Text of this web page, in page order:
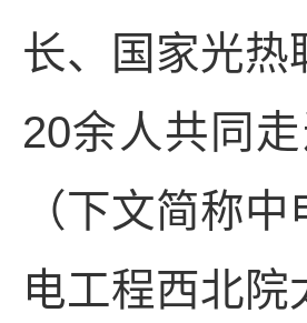
长、国家光热
20余人共同
（下文简称
电工程西北